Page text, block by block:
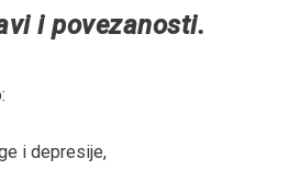
i povezanosti.
i depresije,